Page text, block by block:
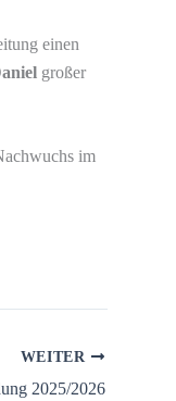
einen
großer
im
WEITER
2025/2026